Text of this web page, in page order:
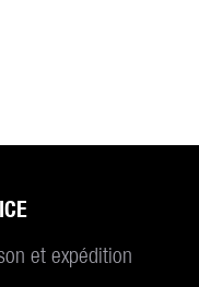
et expédition